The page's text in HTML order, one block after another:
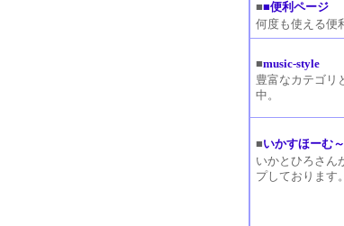
■■便利ページ
何度も使える便
■music-style
豊富なカテゴリ
中。
■いかすほーむ
いかとひろさん
プしております。